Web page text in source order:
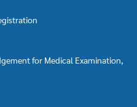
for Medical Examination,